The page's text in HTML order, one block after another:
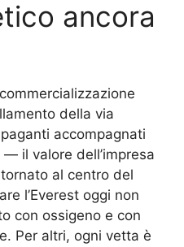
ancora
della via
accompagnati
il valore dell’impresa
al centro del
l’Everest oggi non
con ossigeno e con
Per altri, ogni vetta è